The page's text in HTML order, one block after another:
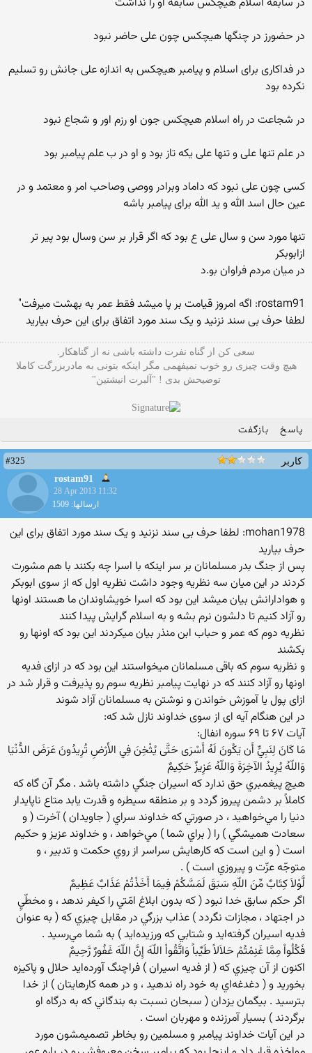
در حضورز در چنگها هیچکس چون علی حاضر نبود
در فداکاری برای اسلام و پیامبر هیچکس به اندازه علی جانش رو تسلیم
نکرده بود
در شجاعت در راه اسلام هیچکس جون او رزم اور و شجاع نبود
در علم تنها علی و تنها علی یکه تاز بود و او در ب علم پیامبر بود
کسی چون علی نبود که داماد وبرادر ووصی وصاحب امر و معتمد و در
عین حال اسد الله و ید الله برای پیامبر باشه
تنها مورد سن و سال علی ع بود که اگر قرار بر سن وسال بود پیر تر
ازابوبکر
در میان مردم فراوان بو.د
rostam91: اگه امروز قیامت بر پا میشد فقط عمر به بهشت میرفت"
لطفا حرف بی سند نزنید و یک سند مورد اتفاق برای این حرف بیارید
سعی کن از گناه نفرت داشته باشی نه از گناهکار.
هیچ وقت چیزی رو خوب نمیفهمی مگر اینکه بتونی به مادربزرگت کاملا
توضیحش بدی ! "آلبرت انیشتین"
پاسخ بازگفت
کاربر
#325
rostam91
28 Apr 2013 11:32
ارسالها: 1509
mohan1978: لطفا حرف بی سند نزنید و یک سند مورد اتفاق برای این
حرف بیارید
پس از جنگ بدر مسلمانان بر سر اینکه با اسرا چه بکنند با هم مشورت
کردند در این میان سه نظریه وجود داشت نظریه اول که از سوی ابوبکر
و هوادارانش بیان میشد این بود که اسرا خویشاوندان ما هستند اونها
رو آزاد کنیم تا دلشون نرم بشه و به اسلام گرایش پیدا کنند
نظریه دوم که عمر و حباب ابن منذر بیان میکردند این بود که اونها رو
بکشند
و نظریه سوم که باقی مسلمانان میخواستند این بود که در ازای فدیه
اونها رو آزاد کنند که در نهایت پیامبر نظریه سوم رو پذیرفت و قرار شد در
ازای پول یا آموزش خواندن و نوشتن به مسلمانان آزاد شوند
در این هنگام آیه ای از سوی خداوند نازل شد که:
آیات ۶۷ تا ۶۹ سوره انفال:
مَا كَانَ لِنَبِيٍّ أَن يَكُونَ لَهُ أَسْرَى حَتَّى يُثْخِنَ فِي الأَرْضِ تُرِيدُونَ عَرَضَ الدُّنْيَا
وَاللّهُ يُرِيدُ الآخِرَةَ وَاللّهُ عَزِيزٌ حَكِيمٌ ‏
هيچ پيغمبري حق ندارد كه اسيران جنگي داشته باشد . مگر آن گاه كه
كاملاً بر دشمن پيروز گردد و بر منطقه سيطره و قدرت يابد متاع ناپايدار
دنيا را مي‌خواهيد ، در صورتي كه خداوند سراي ( جاويدان ) آخرت ( و
سعادت هميشگي ) را ( براي شما ) مي‌خواهد ، و خداوند عزيز و حكيم
است ( و اين است كه كارهايش سراسر از روي حكمت و تدبير ، و
متوجّه عزّت و پيروزي است ) .‏
لَّوْلاَ كِتَابٌ مِّنَ اللّهِ سَبَقَ لَمَسَّكُمْ فِيمَا أَخَذْتُمْ عَذَابٌ عَظِيمٌ ‏
‏اگر حكم سابق خدا نبود ( كه بدون ابلاغ امّتي را كيفر ندهد ، و مخطّيِ
در اجتهاد ، مجازات نگردد ) عذاب بزرگي در مقابل چيزي كه ( به عنوان
فديه اسيران گرفته‌ايد و شتابي كه ورزيده‌ايد ) به شما مي‌رسيد .‏
فَكُلُواْ مِمَّا غَنِمْتُمْ حَلاَلاً طَيِّباً وَاتَّقُواْ اللّهَ إِنَّ اللّهَ غَفُورٌ رَّحِيمٌ ‏
اكنون از آن چيزي كه ( از فديه اسيران ) فراچنگ آورده‌ايد حلال و پاكيزه
بخوريد و ( دغدغه‌اي به خود راه ندهيد ، و در همه كارهايتان ) از خدا
بترسيد . بيگمان يزدان ( سبحان نسبت به بندگاني كه به درگاه او
برگردند ) بسيار آمرزنده و مهربان است .‏
در این آیات خداوند پیامبر و مسلمین رو بخاطر تصمیمشون مورد